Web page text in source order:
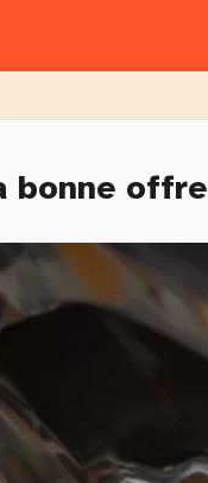
bonne offre